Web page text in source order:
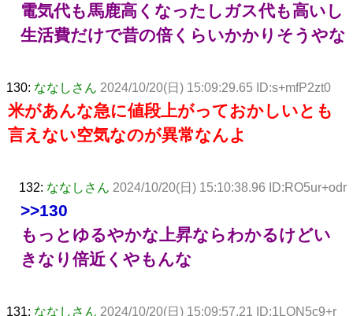
電気代も馬鹿高くなったしガス代も高いし
生活費だけで昔の倍くらいかかりそうやな
130: ななしさん 2024/10/20(日) 15:09:29.65 ID:s+mfP2zt0
米があんな急に値段上がっておかしいとも
言えない空気なのが異常なんよ
132: ななしさん 2024/10/20(日) 15:10:38.96 ID:RO5ur+odr
>>130
もっとゆるやかな上昇ならわかるけどい
きなり倍近くやもんな
131: ななしさん 2024/10/20(日) 15:09:57.21 ID:1LQN5c9+r